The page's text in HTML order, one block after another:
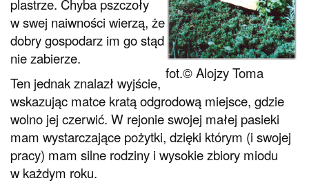
fot.© Alojzy Toma
plastrze. Chyba pszczoły
w swej naiwności wierzą, że
dobry gospodarz im go stąd
nie zabierze.
Ten jednak znalazł wyjście,
wskazując matce kratą odgrodową miejsce, gdzie
wolno jej czerwić. W rejonie swojej małej pasieki
mam wystarczające pożytki, dzięki którym (i swojej
pracy) mam silne rodziny i wysokie zbiory miodu
w każdym roku.